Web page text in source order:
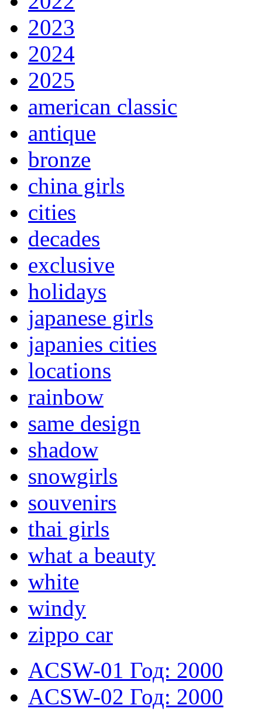
2023
2024
2025
american classic
antique
bronze
china girls
cities
decades
exclusive
holidays
japanese girls
japanies cities
locations
rainbow
same design
shadow
snowgirls
souvenirs
thai girls
what a beauty
white
windy
zippo car
ACSW-01 Год: 2000
ACSW-02 Год: 2000